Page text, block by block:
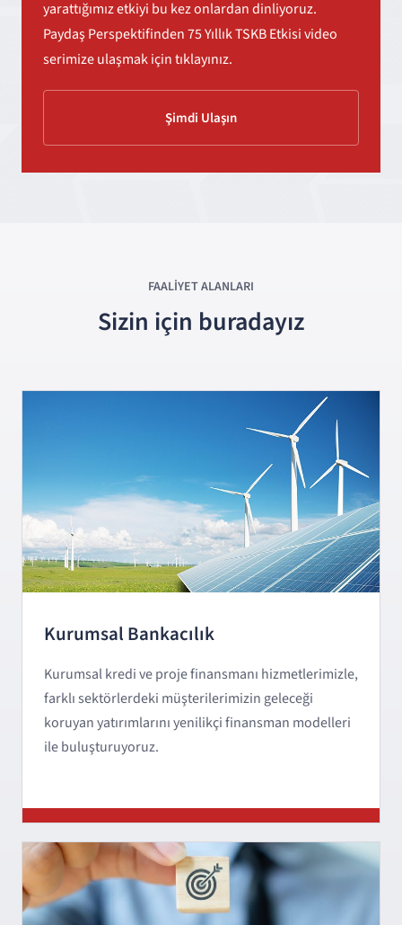
yarattığımız etkiyi bu kez onlardan dinliyoruz.
Paydaş Perspektifinden 75 Yıllık TSKB Etkisi video
serimize ulaşmak için tıklayınız.
Şimdi Ulaşın
FAALİYETALANLARI
Sizin için buradayız
Kurumsal Bankacılık
Kurumsal kredi ve proje finansmanı hizmetlerimizle,
farklı sektörlerdeki müşterilerimizin geleceği
koruyan yatırımlarını yenilikçi finansman modelleri
ile buluşturuyoruz.